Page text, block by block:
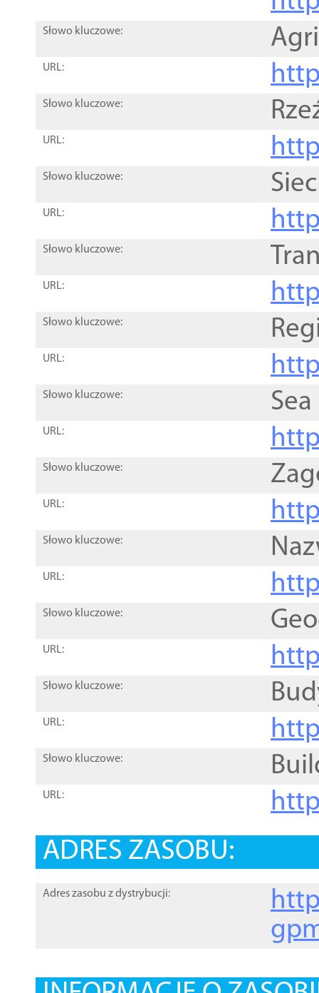
Słowo kluczowe:
URL:
Słowo kluczowe:
URL:
Słowo kluczowe:
URL:
Słowo kluczowe:
URL:
Słowo kluczowe:
URL:
Słowo kluczowe:
URL:
Słowo kluczowe:
URL:
Słowo kluczowe:
URL:
Słowo kluczowe:
URL:
Słowo kluczowe:
URL:
Słowo kluczowe:
URL:
ADRES ZASOBU:
Adres zasobu z dystrybucji: